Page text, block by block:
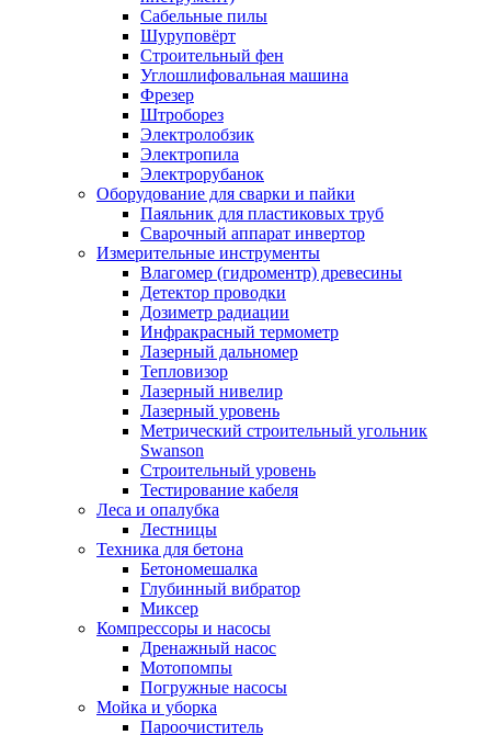
Сабельные пилы
Шуруповёрт
Строительный фен
Углошлифовальная машина
Фрезер
Штроборез
Электролобзик
Электропила
Электрорубанок
Оборудование для сварки и пайки
Паяльник для пластиковых труб
Сварочный аппарат инвертор
Измерительные инструменты
Влагомер (гидроментр) древесины
Детектор проводки
Дозиметр радиации
Инфракрасный термометр
Лазерный дальномер
Тепловизор
Лазерный нивелир
Лазерный уровень
Метрический строительный угольник
Swanson
Строительный уровень
Тестирование кабеля
Леса и опалубка
Лестницы
Техника для бетона
Бетономешалка
Глубинный вибратор
Миксер
Компрессоры и насосы
Дренажный насос
Мотопомпы
Погружные насосы
Мойка и уборка
Пароочиститель